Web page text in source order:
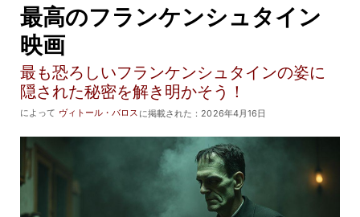
最高のフランケンシュタイン
映画
最も恐ろしいフランケンシュタインの姿に
隠された秘密を解き明かそう！
に掲載された： 2026年4月16日
によって ヴィトール・バロス